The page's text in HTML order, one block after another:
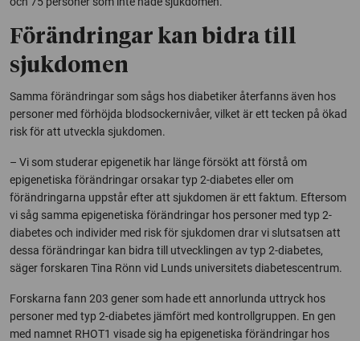
Förändringar kan bidra till
sjukdomen
Samma förändringar som sågs hos diabetiker återfanns även hos
personer med förhöjda blodsockernivåer, vilket är ett tecken på ökad
risk för att utveckla sjukdomen.
– Vi som studerar epigenetik har länge försökt att förstå om
epigenetiska förändringar orsakar typ 2-diabetes eller om
förändringarna uppstår efter att sjukdomen är ett faktum. Eftersom
vi såg samma epigenetiska förändringar hos personer med typ 2-
diabetes och individer med risk för sjukdomen drar vi slutsatsen att
dessa förändringar kan bidra till utvecklingen av typ 2-diabetes,
säger forskaren Tina Rönn vid Lunds universitets diabetescentrum.
Forskarna fann 203 gener som hade ett annorlunda uttryck hos
personer med typ 2-diabetes jämfört med kontrollgruppen. En gen
med namnet RHOT1 visade sig ha epigenetiska förändringar hos